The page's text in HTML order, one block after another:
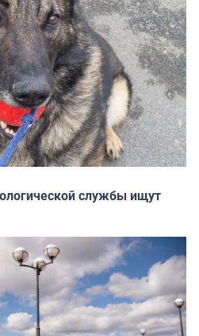
службы ищут